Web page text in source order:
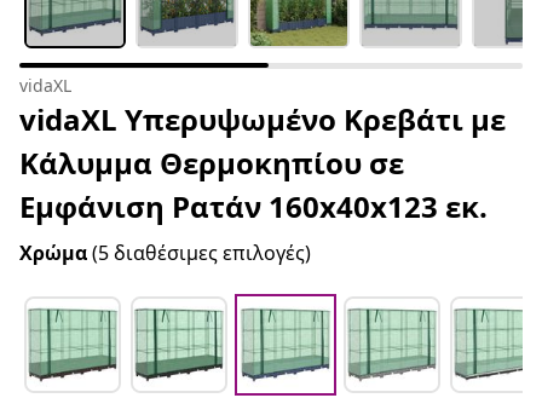
vidaXL
vidaXL Υπερυψωμένο Κρεβάτι με
Κάλυμμα Θερμοκηπίου σε
Εμφάνιση Ρατάν 160x40x123 εκ.
Χρώμα(5 διαθέσιμες επιλογές)